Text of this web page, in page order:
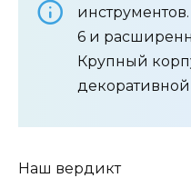
6 и
Крупный
Наш вердикт